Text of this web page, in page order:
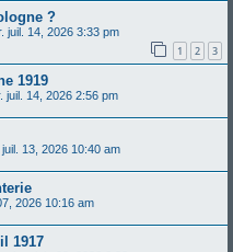
?
juil. 14, 2026 3:33 pm
1 2 3
1919
juil. 14, 2026 2:56 pm
juil. 13, 2026 10:40 am
2026 10:16 am
1917